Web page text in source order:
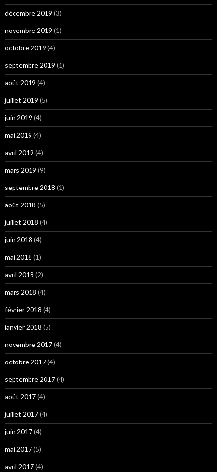
décembre 2019 (3)
novembre 2019 (1)
octobre 2019 (4)
septembre 2019 (1)
août 2019 (4)
juillet 2019 (5)
juin 2019 (4)
mai 2019 (4)
avril 2019 (4)
mars 2019 (9)
septembre 2018 (1)
août 2018 (5)
juillet 2018 (4)
juin 2018 (4)
mai 2018 (1)
avril 2018 (2)
mars 2018 (4)
février 2018 (4)
janvier 2018 (5)
novembre 2017(4)
octobre 2017(4)
septembre 2017(4)
août 2017(4)
juillet 2017(4)
juin 2017(4)
mai 2017(5)
avril 2017(4)